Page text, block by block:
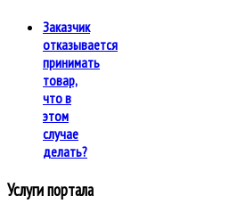
Заказчик
отказывается
принимать
товар,
что в
этом
случае
делать?
Услуги портала